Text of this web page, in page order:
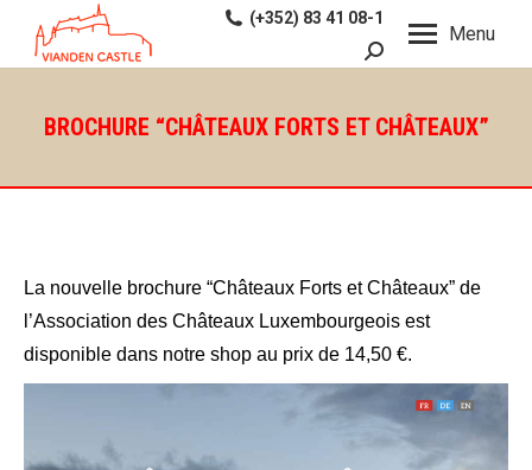
Menu
(+352) 83 41 08-1
Recherche
BROCHURE “CHÂTEAUX FORTS ET CHÂTEAUX”
La nouvelle brochure “Châteaux Forts et Châteaux” de
l’Association des Châteaux Luxembourgeois est
disponible dans notre shop au prix de 14,50 €.